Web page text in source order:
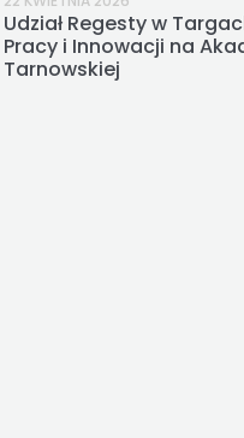
Udział Regesty w
Pracy i Innowacji na
Tarnowskiej